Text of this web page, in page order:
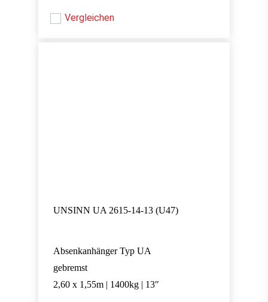
Vergleichen
UNSINN UA 2615-14-13 (U47)
Absenkanhänger Typ UA
gebremst
2,60 x 1,55m | 1400kg | 13″